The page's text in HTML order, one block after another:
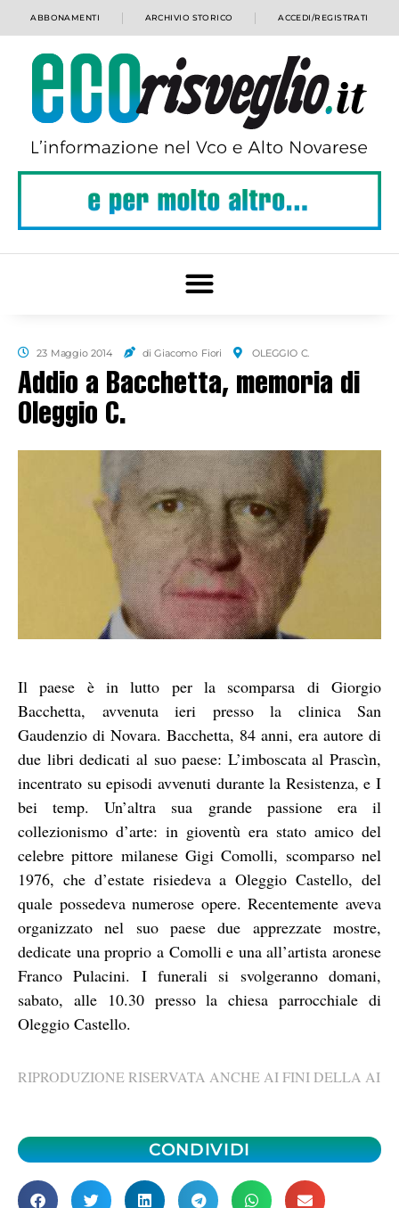
ABBONAMENTI ARCHIVIO STORICO ACCEDI/REGISTRATI
23 Maggio 2014 di Giacomo Fiori OLEGGIO C.
Addio a Bacchetta, memoria di
Oleggio C.
Il paese è in lutto per la scomparsa di Giorgio
Bacchetta, avvenuta ieri presso la clinica San
Gaudenzio di Novara. Bacchetta, 84 anni, era autore di
due libri dedicati al suo paese: L’imboscata al Prascìn,
incentrato su episodi avvenuti durante la Resistenza, e I
bei temp. Un’altra sua grande passione era il
collezionismo d’arte: in gioventù era stato amico del
celebre pittore milanese Gigi Comolli, scomparso nel
1976, che d’estate risiedeva a Oleggio Castello, del
quale possedeva numerose opere. Recentemente aveva
organizzato nel suo paese due apprezzate mostre,
dedicate una proprio a Comolli e una all’artista aronese
Franco Pulacini. I funerali si svolgeranno domani,
sabato, alle 10.30 presso la chiesa parrocchiale di
Oleggio Castello.
RIPRODUZIONE RISERVATA ANCHE AI FINI DELLA AI
CONDIVIDI